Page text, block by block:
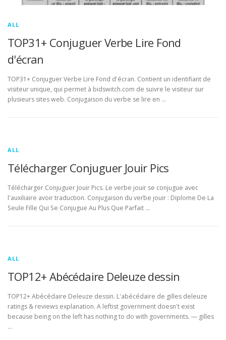
ALL
TOP31+ Conjuguer Verbe Lire Fond
d'écran
TOP31+ Conjuguer Verbe Lire Fond d'écran. Contient un identifiant de
visiteur unique, qui permet à bidswitch.com de suivre le visiteur sur
plusieurs sites web. Conjugaison du verbe se lire en …
ALL
Télécharger Conjuguer Jouir Pics
Télécharger Conjuguer Jouir Pics. Le verbe jouir se conjugue avec
l'auxiliaire avoir traduction. Conjugaison du verbe jouir : Diplome De La
Seule Fille Qui Se Conjugue Au Plus Que Parfait …
ALL
TOP12+ Abécédaire Deleuze dessin
TOP12+ Abécédaire Deleuze dessin. L'abécédaire de gilles deleuze
ratings & reviews explanation. A leftist government doesn't exist
because being on the left has nothing to do with governments. ― gilles
…